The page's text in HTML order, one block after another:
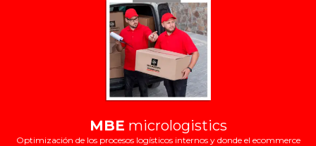
MBE micrologistics
Optimización de los procesos logísticos internos y donde el ecommerce